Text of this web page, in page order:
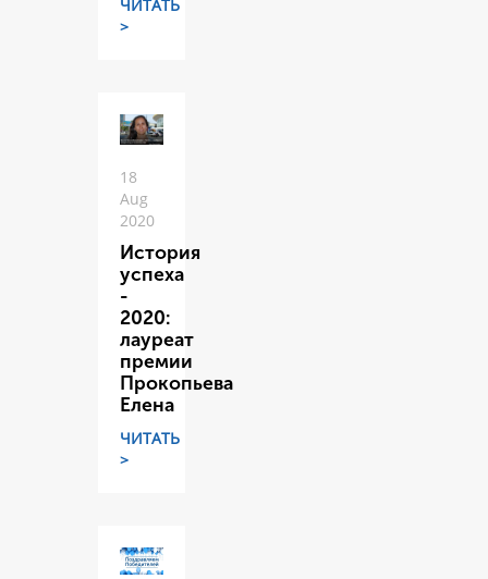
ЧИТАТЬ
>
18
Aug
2020
История
успеха
-
2020:
лауреат
премии
Прокопьева
Елена
ЧИТАТЬ
>